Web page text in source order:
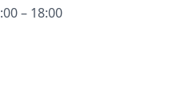
– 18:00